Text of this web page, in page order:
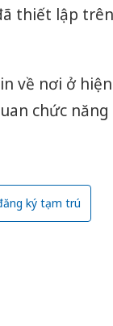
thiết lập
về nơi ở
chức năng
ký tạm trú